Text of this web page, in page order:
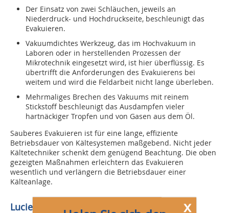
Der Einsatz von zwei Schläuchen, jeweils an
Niederdruck- und Hochdruckseite, beschleunigt das
Evakuieren.
Vakuumdichtes Werkzeug, das im Hochvakuum in
Laboren oder in herstellenden Prozessen der
Mikrotechnik eingesetzt wird, ist hier überflüssig. Es
übertrifft die Anforderungen des Evakuierens bei
weitem und wird die Feldarbeit nicht lange überleben.
Mehrmaliges Brechen des Vakuums mit reinem
Stickstoff beschleunigt das Ausdampfen vieler
hartnäckiger Tropfen und von Gasen aus dem Öl.
Sauberes Evakuieren ist für eine lange, effiziente
Betriebsdauer von Kältesystemen maßgebend. Nicht jeder
Kältetechniker schenkt dem genügend Beachtung. Die oben
gezeigten Maßnahmen erleichtern das Evakuieren
wesentlich und verlängern die Betriebsdauer einer
Kälteanlage.
Lucien Lungeni, x